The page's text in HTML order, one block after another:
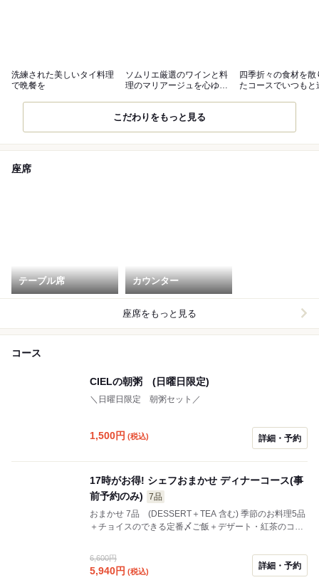
洗練された美しいタイ料理
で晩餐を
ソムリエ厳選のワインと料
理のマリアージュを心ゆく
四季折々の食材を散
たコースでいつもと
こだわりをもっと見る
座席
テーブル席 カウンター
座席をもっと見る
コース
CIELの朝粥 (日曜日限定)
＼日曜日限定 朝粥セット／
1,500円 (税込) 詳細・予約
17時がお得! シェフおまかせ ディナーコース(事
前予約のみ)
7品
おまかせ 7品 (DESSERT＋TEA 含む) 季節のお料理5品
＋チョイスのできる定番〆ご飯＋デザート・紅茶のコー
6,600円
5,940円 (税込)
詳細・予約